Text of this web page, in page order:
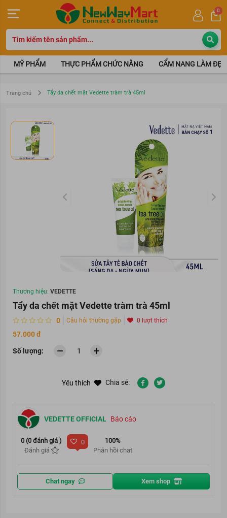
0
MỸ PHẨM THỰC PHẨM CHỨC NĂNG CẨM NANG LÀM ĐẸP
Trang chủ Tẩy da chết mặt Vedette tràm trà 45ml
Thương hiệu: VEDETTE
Tẩy da chết mặt Vedette tràm trà 45ml
0 Câu hỏi thường gặp 0 lượt thích
57.000 đ
Số lượng:
VEDETTE OFFICIAL Báo cáo
0 (0 đánh giá )
Đánh giá
0
100%
Phản hồi chat
Chat ngay Xem shop
Yêu thích Chia sẻ: